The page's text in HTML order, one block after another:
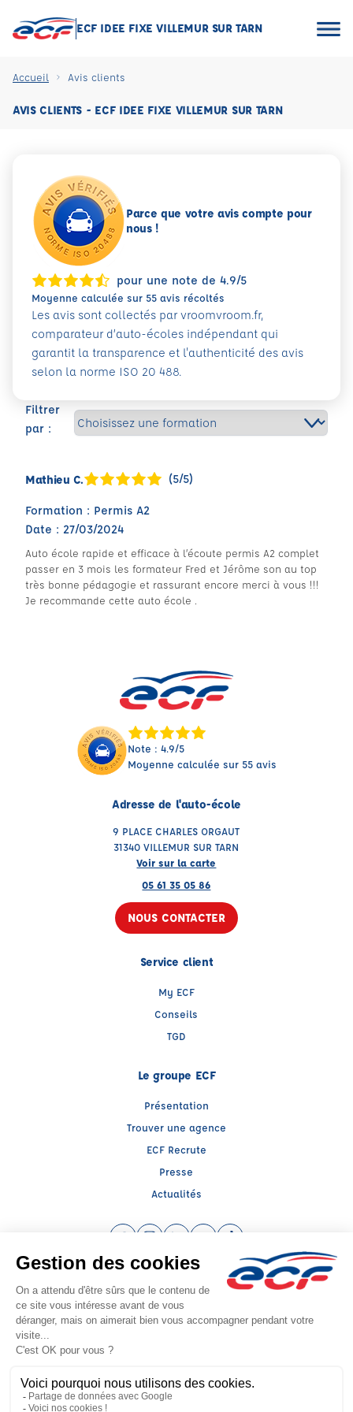
ECF IDEE FIXE VILLEMUR SUR TARN
Accueil Avis clients
AVIS CLIENTS - ECF IDEE FIXE VILLEMUR SUR TARN
Filtrer
par :
Mathieu C. (5/5)
Formation : Permis A2
Date : 27/03/2024
Auto école rapide et efficace à l’écoute permis A2 complet
passer en 3 mois les formateur Fred et Jérôme son au top
très bonne pédagogie et rassurant encore merci à vous !!!
Je recommande cette auto école .
Parce que votre avis compte pour
nous !
pour une note de 4.9/5
Moyenne calculée sur 55 avis récoltés
Les avis sont collectés par vroomvroom.fr,
comparateur d’auto-écoles indépendant qui
garantit la transparence et l'authenticité des avis
selon la norme ISO 20 488.
Note : 4.9/5
Moyenne calculée sur 55 avis
Adresse de l'auto-école
9 PLACE CHARLES ORGAUT
31340 VILLEMUR SUR TARN
Voir sur la carte
05 61 35 05 86
NOUS CONTACTER
Service client
My ECF
Conseils
TGD
Le groupe ECF
Présentation
Trouver une agence
ECF Recrute
Presse
Actualités
Instagram (nouvelle fenêtre)
LinkedIn (nouvelle fenêtre)
YouTube (nouvelle fenêtre)
TikTok (nouvelle
Raison sociale : IDEE FIXE - Capital social: 75000€
SIREN: 533376802 - Numéro de TVA intracommunautaire: FR85533376802
Agrément n°E0203107380
Siège social : 9 PLACE CHARLES ORGAUT , VILLEMUR SUR TARN (31340) -